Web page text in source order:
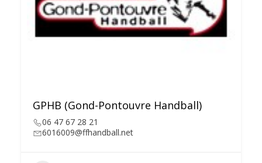
GPHB (Gond-Pontouvre Handball)
06 47 67 28 21
6016009@ffhandball.net